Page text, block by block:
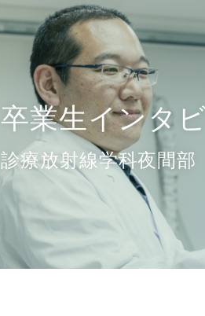
卒業生インタ
診療放射線学科夜間部